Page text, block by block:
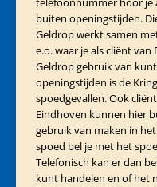
telefoonnummer hoor je
buiten openingstijden.
Geldrop werkt samen
e.o. waar je als cliënt
Geldrop gebruik van
openingstijden is de
spoedgevallen. Ook
Eindhoven kunnen hier
gebruik van maken in
spoed bel je met het
Telefonisch kan er dan
kunt handelen en of het